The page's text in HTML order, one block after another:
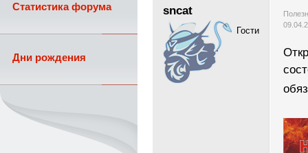
sncat
Гости
Статистика форума
Дни рождения